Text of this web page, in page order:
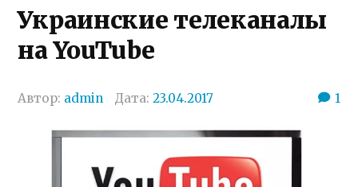
Украинские телеканалы
на YouTube
Автор: admin Дата:23.04.2017 1